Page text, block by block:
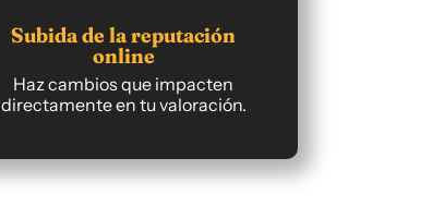
Subida de la reputación
online
Haz cambios que impacten
directamente en tu valoración.